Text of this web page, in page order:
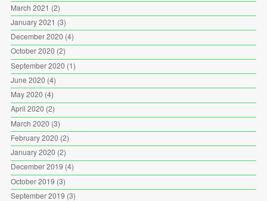
March 2021 (2)
January 2021 (3)
December 2020 (4)
October 2020 (2)
September 2020 (1)
June 2020 (4)
May 2020 (4)
April 2020 (2)
March 2020 (3)
February 2020 (2)
January 2020 (2)
December 2019 (4)
October 2019 (3)
September 2019 (3)